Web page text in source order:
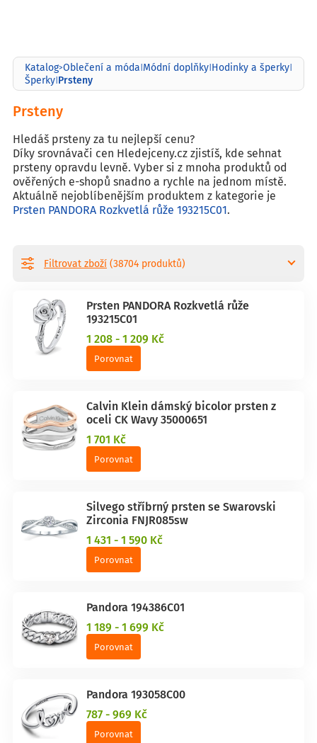
Katalog>Oblečení a móda|Módní doplňky|Hodinky a šperky|
Šperky|Prsteny
Prsteny
Hledáš prsteny za tu nejlepší cenu?
Díky srovnávači cen Hledejceny.cz zjistíš, kde sehnat
prsteny opravdu levně. Vyber si z mnoha produktů od
ověřených e-shopů snadno a rychle na jednom místě.
Aktuálně nejoblíbenějším produktem z kategorie je
Prsten PANDORA Rozkvetlá růže 193215C01.
Prsten PANDORA Rozkvetlá růže
193215C01
1 208 - 1 209 Kč
Porovnat
Calvin Klein dámský bicolor prsten z
oceli CK Wavy 35000651
1 701 Kč
Porovnat
Silvego stříbrný prsten se Swarovski
Zirconia FNJR085sw
1 431 - 1 590 Kč
Porovnat
Pandora 194386C01
1 189 - 1 699 Kč
Porovnat
Pandora 193058C00
787 - 969 Kč
Porovnat
Filtrovat zboží (38704 produktů)